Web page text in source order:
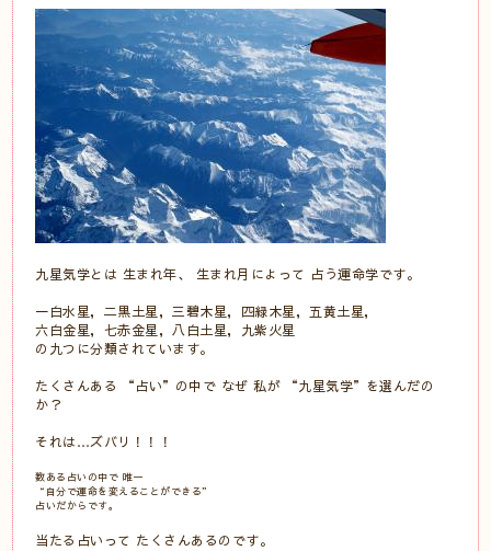
九星気学とは 生まれ年、 生まれ月によって 占う運命学です。
一白水星，二黒土星，三碧木星，四緑木星，五黄土星，
六白金星，七赤金星，八白土星，九紫火星
の九つに分類されています。
たくさんある “占い”の中で なぜ 私が “九星気学”を選んだの
か？
それは…ズバリ！！！
数ある占いの中で 唯一
“自分で運命を変えることができる”
占いだからです。
当たる占いって たくさんあるのです。